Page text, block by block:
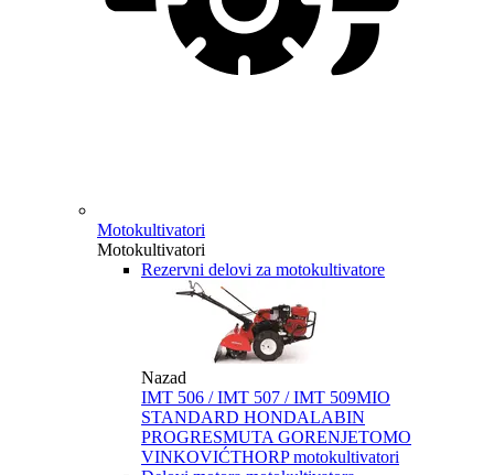
Motokultivatori
Motokultivatori
Rezervni delovi za motokultivatore
Nazad
IMT 506 / IMT 507 / IMT 509MIO
STANDARD HONDALABIN
PROGRESMUTA GORENJETOMO
VINKOVIĆTHORP motokultivatori